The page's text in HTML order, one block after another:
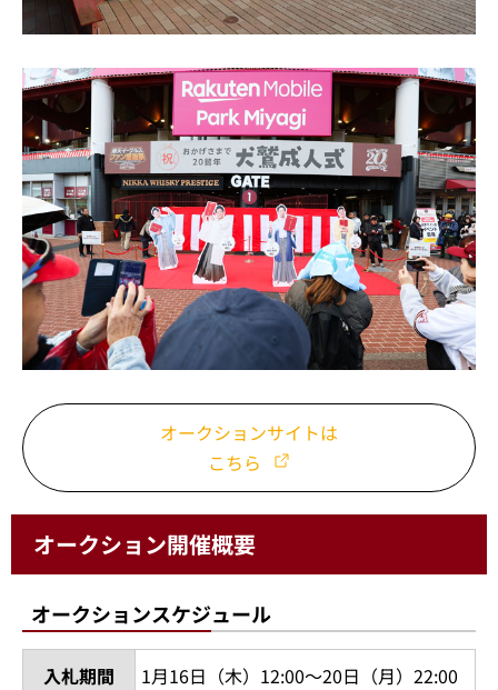
オークションサイトは
こちら
オークション開催概要
オークションスケジュール
入札期間
1月16日（木）12:00～20日（月）22:00